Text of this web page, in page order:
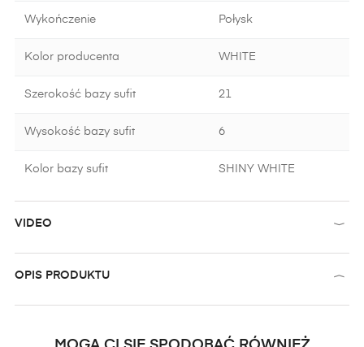
Wykończenie Połysk
Kolor producenta WHITE
Szerokość bazy sufit 21
Wysokość bazy sufit 6
Kolor bazy sufit SHINY WHITE
VIDEO
OPIS PRODUKTU